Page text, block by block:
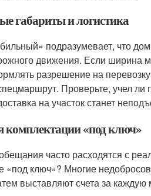
габариты и логистика
подразумевает, что
движения. Если
разрешение на
Проверьте, учел
на участок станет
комплектации «под ключ»
часто расходятся с
«под ключ»? Многие
выставляют счета за